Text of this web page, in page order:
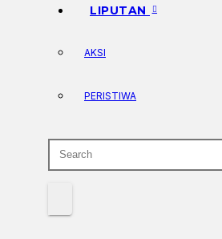
LIPUTAN
AKSI
PERISTIWA